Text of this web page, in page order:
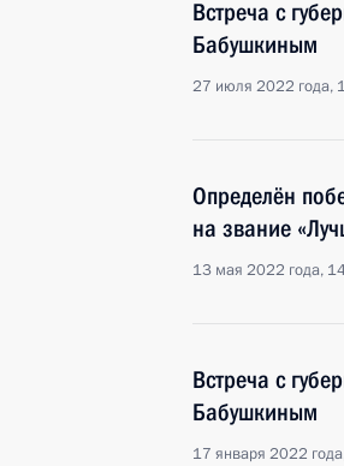
Встреча с
Бабушкиным
27 июля 2022 года,
Определён
на звание
13 мая 2022 года,
Встреча с
Бабушкиным
17 января 2022